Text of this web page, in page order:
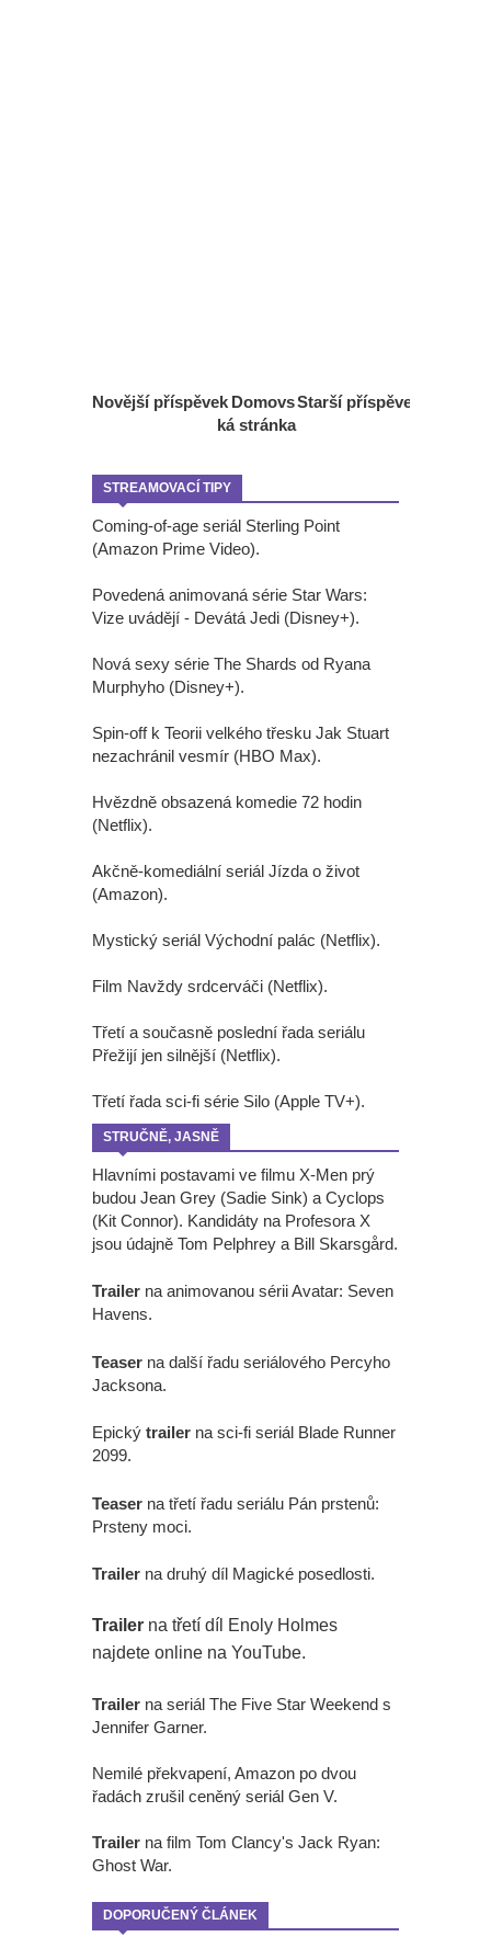
Novější příspěvek Starší příspěvek
Domovs
ká stránka
STREAMOVACÍ TIPY
Coming-of-age seriál Sterling Point
(Amazon Prime Video).
Povedená animovaná série Star Wars:
Vize uvádějí - Devátá Jedi (Disney+).
Nová sexy série The Shards od Ryana
Murphyho (Disney+).
Spin-off k Teorii velkého třesku Jak Stuart
nezachránil vesmír (HBO Max).
Hvězdně obsazená komedie 72 hodin
(Netflix).
Akčně-komediální seriál Jízda o život
(Amazon).
Mystický seriál Východní palác (Netflix).
Film Navždy srdcerváči (Netflix).
Třetí a současně poslední řada seriálu
Přežijí jen silnější (Netflix).
Třetí řada sci-fi série Silo (Apple TV+).
STRUČNĚ, JASNĚ
Hlavními postavami ve filmu X-Men prý
budou Jean Grey (Sadie Sink) a Cyclops
(Kit Connor). Kandidáty na Profesora X
jsou údajně Tom Pelphrey a Bill Skarsgård.
Trailer na animovanou sérii Avatar: Seven
Havens.
Teaser na další řadu seriálového Percyho
Jacksona.
Epický trailer na sci-fi seriál Blade Runner
2099.
Teaser na třetí řadu seriálu Pán prstenů:
Prsteny moci.
Trailer na druhý díl Magické posedlosti.
Trailer na třetí díl Enoly Holmes
najdete online na YouTube.
Trailer na seriál The Five Star Weekend s
Jennifer Garner.
Nemilé překvapení, Amazon po dvou
řadách zrušil ceněný seriál Gen V.
Trailer na film Tom Clancy's Jack Ryan:
Ghost War.
DOPORUČENÝ ČLÁNEK